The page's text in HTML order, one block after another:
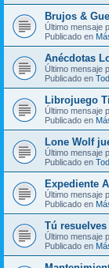
Brujos &
Último mensaje
Publicado en
Anécdotas
Último mensaje
Publicado en
Librojuego
Último mensaje
Publicado en
Lone Wolf
Último mensaje
Publicado en
Expediente
Último mensaje
Publicado en
Tú
Último mensaje
Publicado en